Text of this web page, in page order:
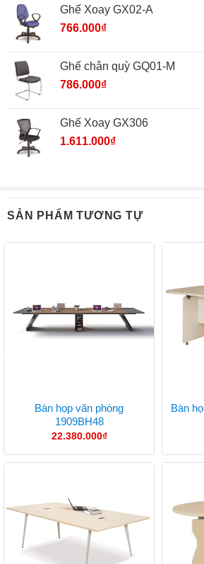
Ghế Xoay GX02-A
766.000₫
Ghế chân quỳ GQ01-M
786.000₫
Ghế Xoay GX306
1.611.000₫
SẢN PHẨM TƯƠNG TỰ
Bàn họp văn phòng
1909BH48
22.380.000₫
Bàn